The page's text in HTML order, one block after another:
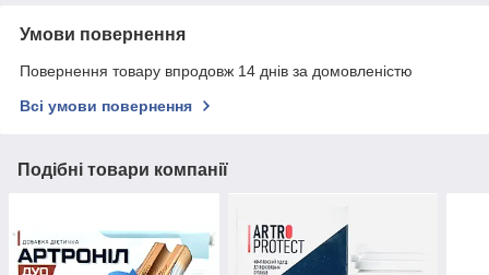
Умови повернення
Повернення товару впродовж 14 днів за домовленістю
Всі умови повернення
Подібні товари компанії